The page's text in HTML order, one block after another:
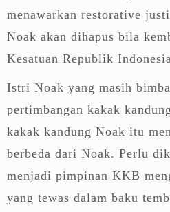
menawarkan restorative
Noak akan dihapus bila
Kesatuan Republik
Istri Noak yang masih
pertimbangan kakak
kakak kandung Noak itu
berbeda dari Noak. Perlu
menjadi pimpinan KKB
yang tewas dalam baku